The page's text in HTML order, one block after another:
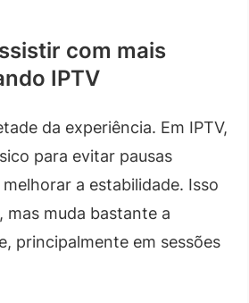
com mais
IPTV
da experiência. Em IPTV,
para evitar pausas
a estabilidade. Isso
mas muda bastante a
principalmente em sessões